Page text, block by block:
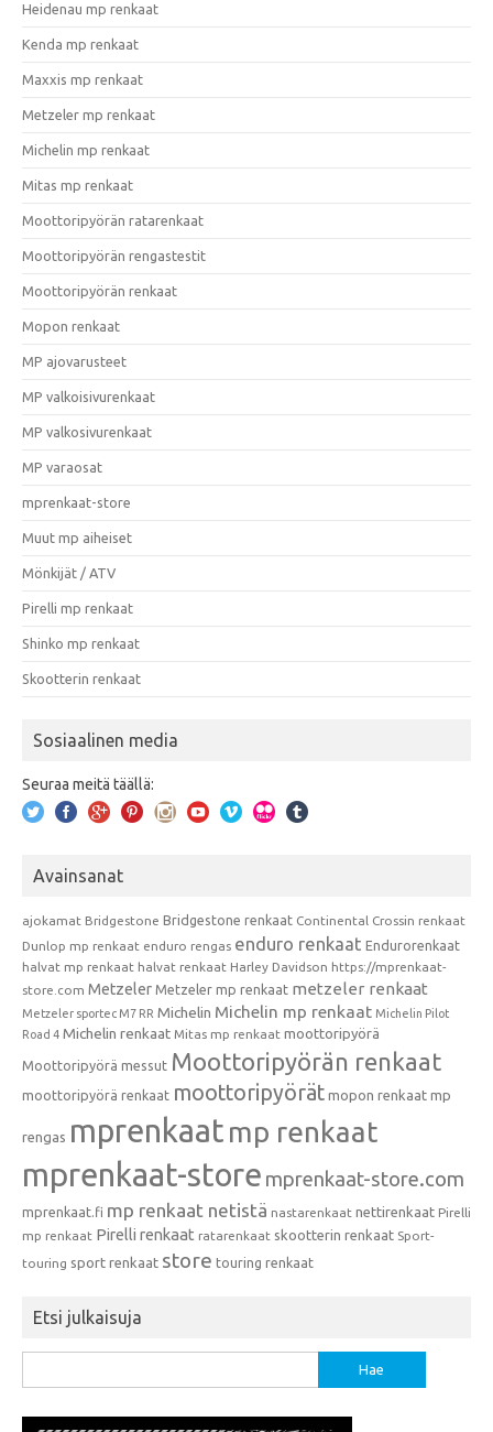
Heidenau mp renkaat
Kenda mp renkaat
Maxxis mp renkaat
Metzeler mp renkaat
Michelin mp renkaat
Mitas mp renkaat
Moottoripyörän ratarenkaat
Moottoripyörän rengastestit
Moottoripyörän renkaat
Mopon renkaat
MP ajovarusteet
MP valkoisivurenkaat
MP valkosivurenkaat
MP varaosat
mprenkaat-store
Muut mp aiheiset
Mönkijät / ATV
Pirelli mp renkaat
Shinko mp renkaat
Skootterin renkaat
Sosiaalinen media
Seuraa meitä täällä:
Avainsanat
ajokamat Bridgestone Bridgestone renkaat Continental Crossin renkaat
Dunlop mp renkaat enduro rengas enduro renkaat Endurorenkaat
halvat mp renkaat halvat renkaat Harley Davidson https://mprenkaat-
store.com Metzeler Metzeler mp renkaat metzeler renkaat
Metzeler sportec M7 RR Michelin Michelin mp renkaat Michelin Pilot
Road 4 Michelin renkaat Mitas mp renkaat moottoripyörä
Moottoripyörä messut Moottoripyörän renkaat
moottoripyörä renkaat moottoripyörät mopon renkaat mp
rengas mprenkaat mp renkaat
mprenkaat-store mprenkaat-store.com
mprenkaat.fi mp renkaat netistä nastarenkaat nettirenkaat Pirelli
mp renkaat Pirelli renkaat ratarenkaat skootterin renkaat Sport-
touring sport renkaat store touring renkaat
Etsi julkaisuja